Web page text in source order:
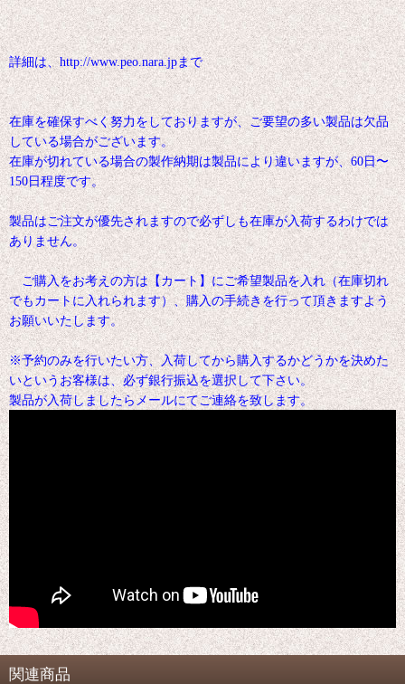
詳細は、http://www.peo.nara.jpまで
在庫を確保すべく努力をしておりますが、ご要望の多い製品は欠品
している場合がございます。
在庫が切れている場合の製作納期は製品により違いますが、60日〜
150日程度です。
製品はご注文が優先されますので必ずしも在庫が入荷するわけでは
ありません。
ご購入をお考えの方は【カート】にご希望製品を入れ（在庫切れ
でもカートに入れられます）、購入の手続きを行って頂きますよう
お願いいたします。
※予約のみを行いたい方、入荷してから購入するかどうかを決めた
いというお客様は、必ず銀行振込を選択して下さい。
製品が入荷しましたらメールにてご連絡を致します。
関連商品